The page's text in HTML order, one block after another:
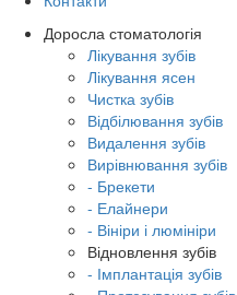
Доросла стоматологія
Лікування зубів
Лікування ясен
Чистка зубів
Відбілювання зубів
Видалення зубів
Вирівнювання зубів
- Брекети
- Елайнери
- Вініри і люмініри
Відновлення зубів
- Імплантація зубів